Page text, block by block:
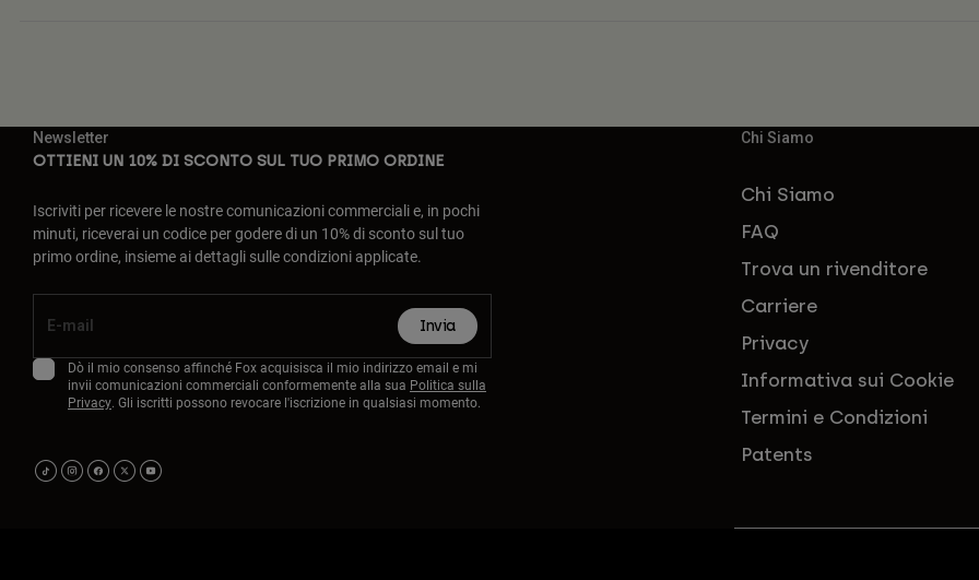
Newsletter
OTTIENI UN 10% DI SCONTO SUL TUO PRIMO ORDINE
Iscriviti per ricevere le nostre comunicazioni commerciali e, in pochi
minuti, riceverai un codice per godere di un 10% di sconto sul tuo
primo ordine, insieme ai dettagli sulle condizioni applicate.
Invia
Dò il mio consenso affinché Fox acquisisca il mio indirizzo email e mi
invii comunicazioni commerciali conformemente alla sua Politica sulla
Privacy. Gli iscritti possono revocare l'iscrizione in qualsiasi momento.
Chi Siamo
Chi Siamo
FAQ
Trova un rivenditore
Carriere
Privacy
Informativa sui Cookie
Termini e Condizioni
Patents